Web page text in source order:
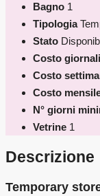
Bagno 1
Tipologia
Stato
Costo
Costo
Costo
N° giorni
Vetrine 1
Descrizione
Temporary